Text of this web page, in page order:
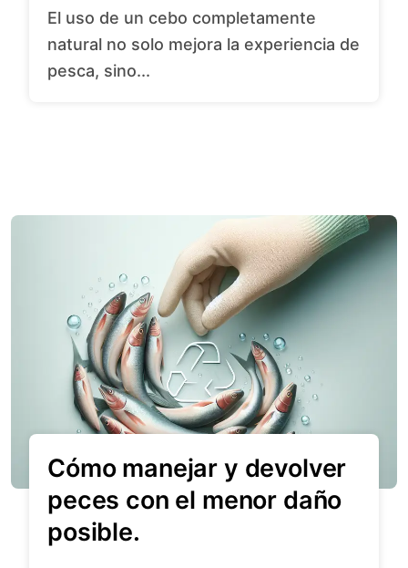
El uso de un cebo completamente
natural no solo mejora la experiencia de
pesca, sino...
Cómo manejar y devolver
peces con el menor daño
posible.